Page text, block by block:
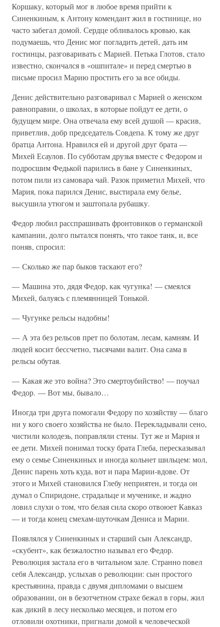
Коршаку, который мог в любое время прийти к
Синенкиным, к Антону комендант жил в гостинице, но
часто забегал домой. Сердце обливалось кровью, как
подумаешь, что Денис мог погладить детей, дать им
гостинцы, разговаривать с Марией. Петька Глотов, стало
известно, скончался в «ошпитале» и перед смертью в
письме просил Марию простить его за все обиды.
Денис действительно разговаривал с Марией о женском
равноправии, о школах, в которые пойдут ее дети, о
будущем мире. Она отвечала ему всей душой — красив,
приветлив, добр председатель Совдепа. К тому же друг
братца Антона. Нравился ей и другой друг брата —
Михей Есаулов. По субботам друзья вместе с Федором и
подросшим Федькой парились в бане у Синенкиных,
потом пили из самовара чай. Разок приметил Михей, что
Мария, пока парился Денис, выстирала ему белье,
высушила утюгом и заштопала рубашку.
Федор любил расспрашивать фронтовиков о германской
кампании, долго пытался понять, что такое танк, и, все
поняв, спросил:
— Сколько же пар быков таскают его?
— Машина это, дядя Федор, как чугунка! — смеялся
Михей, балуясь с племянницей Тонькой.
— Чугунке рельсы надобны!
— А эта без рельсов прет по болотам, лесам, камням. И
людей косит бессчетно, тысячами валит. Она сама в
рельсы обутая.
— Какая же это война? Это смертоубийство! — поучал
Федор. — Вот мы, бывало…
Иногда три друга помогали Федору по хозяйству — благо
ни у кого своего хозяйства не было. Перекладывали сено,
чистили колодезь, поправляли стены. Тут же и Мария и
ее дети. Михей понимал тоску брата Глеба, пересказывал
ему о семье Синенкиных и иногда кольнет шильцем: мол,
Денис парень хоть куда, вот и пара Марии-вдове. От
этого и Михей становился Глебу неприятен, и тогда он
думал о Спиридоне, страдальце и мученике, и жадно
ловил слухи о том, что белая сила скоро отвоюет Кавказ
— и тогда конец смехам-шуточкам Дениса и Марии.
Появлялся у Синенкиных и старший сын Александр,
«скубент», как безжалостно называл его Федор.
Революция застала его в читальном зале. Странно повел
себя Александр, услыхав о революции: сын простого
крестьянина, правда с двумя дипломами о высшем
образовании, он в безотчетном страхе бежал в горы, жил
как дикий в лесу несколько месяцев, и потом его
отловили охотники, пригнали домой к человеческой